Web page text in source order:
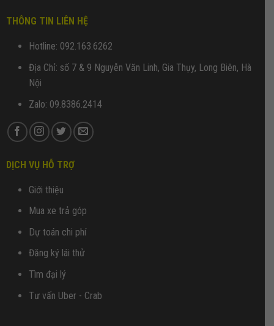
THÔNG TIN LIÊN HỆ
Hotline: 092.163.6262
Địa Chỉ: số 7 & 9 Nguyễn Văn Linh, Gia Thụy, Long Biên, Hà
Nội
Zalo: 09.8386.2414
DỊCH VỤ HỖ TRỢ
Giới thiệu
Mua xe trả góp
Dự toán chi phí
Đăng ký lái thử
Tìm đại lý
Tư vấn Uber - Crab